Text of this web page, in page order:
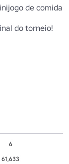
de comida
do torneio!
6
61,633